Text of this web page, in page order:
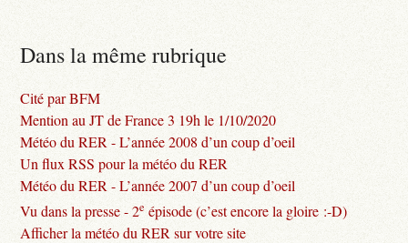
Dans la même rubrique
Cité par BFM
Mention au JT de France 3 19h le 1/10/2020
Météo du RER - L’année 2008 d’un coup d’oeil
Un flux RSS pour la météo du RER
Météo du RER - L’année 2007 d’un coup d’oeil
Vu dans la presse - 2e épisode (c’est encore la gloire :-D)
Afficher la météo du RER sur votre site